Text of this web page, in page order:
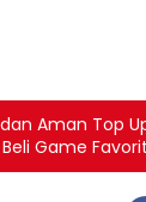
Aman Top
Game Favorit